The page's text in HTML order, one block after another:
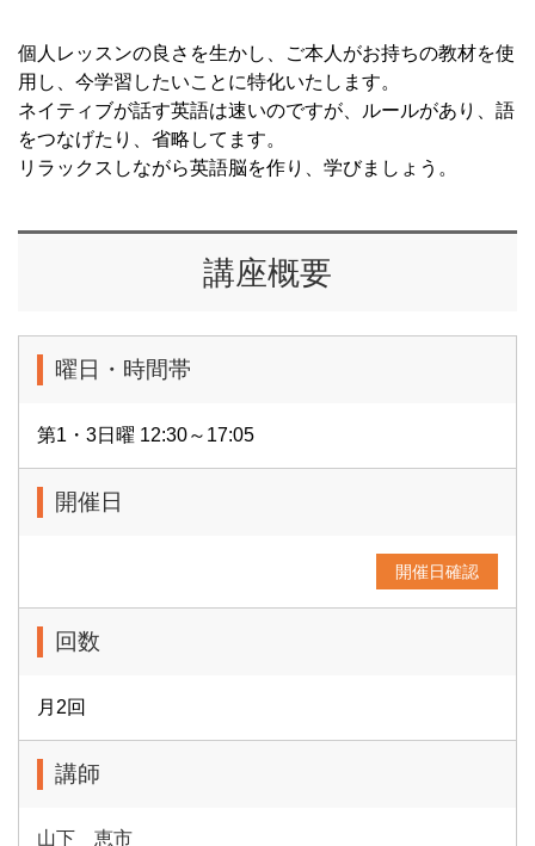
個人レッスンの良さを生かし、ご本人がお持ちの教材を使
用し、今学習したいことに特化いたします。
ネイティブが話す英語は速いのですが、ルールがあり、語
をつなげたり、省略してます。
リラックスしながら英語脳を作り、学びましょう。
講座概要
曜日・時間帯
第1・3日曜 12:30～17:05
開催日
開催日確認
回数
月2回
講師
山下 恵市